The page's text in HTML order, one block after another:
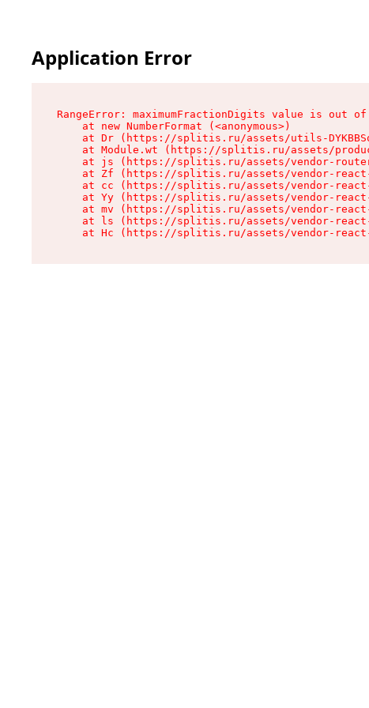
Application Error
RangeError: maximumFractionDigits value is out of
    at new NumberFormat (<anonymous>)
at Dr (https://splitis.ru/assets/utils-
at Module.wt (https://splitis.ru/assets/
at js (https://splitis.ru/assets/vendor-
at Zf (https://splitis.ru/assets/vendor-
at cc (https://splitis.ru/assets/vendor-
at Yy (https://splitis.ru/assets/vendor-
at mv (https://splitis.ru/assets/vendor-
at ls (https://splitis.ru/assets/vendor-
at Hc (https://splitis.ru/assets/vendor-